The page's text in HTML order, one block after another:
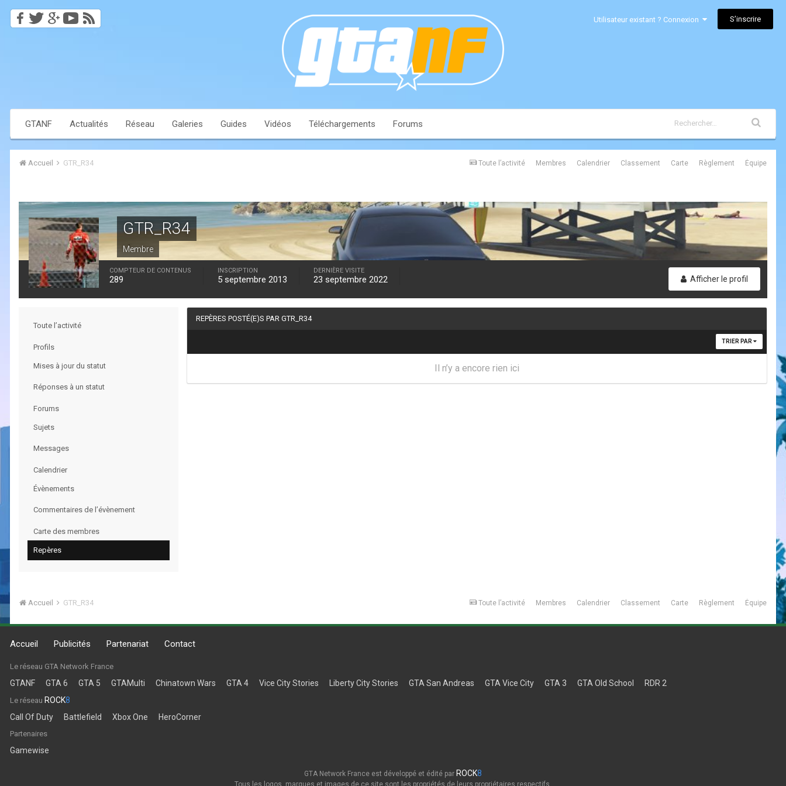
Utilisateur existant ? Connexion S’inscrire
GTANF Actualités Réseau Galeries Guides Vidéos Téléchargements Forums
Toute l’activité Membres Calendrier Classement Carte Règlement Équipe
Accueil GTR_R34
GTR_R34
Membre
Afficher le profil
COMPTEUR DE CONTENUS
289
INSCRIPTION
5 septembre 2013
DERNIÈRE VISITE
23 septembre 2022
Toute l’activité
Profils
Mises à jour du statut
Réponses à un statut
Forums
Sujets
Messages
Calendrier
Évènements
Commentaires de l’évènement
Carte des membres
Repères
REPÈRES POSTÉ(E)S PAR GTR_R34
TRIER PAR
Il n’y a encore rien ici
Toute l’activité Membres Calendrier Classement Carte Règlement Équipe
Accueil GTR_R34
Accueil Publicités Partenariat Contact
Le réseau GTA Network France
GTANF GTA 6 GTA 5 GTAMulti Chinatown Wars GTA 4 Vice City Stories Liberty City Stories GTA San Andreas GTA Vice City GTA 3 GTA Old School RDR 2
Le réseau ROCK8
Call Of Duty
Battlefield Xbox One HeroCorner
Partenaires
Gamewise
GTA Network France est développé et édité par ROCK8